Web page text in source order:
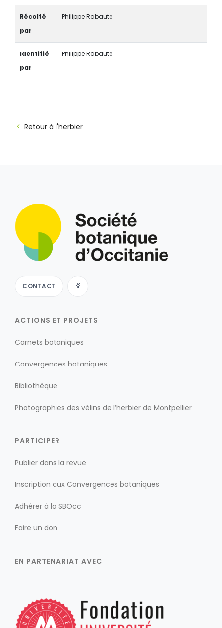
Récolté
par
Philippe Rabaute
Identifié
par
Philippe Rabaute
Retour à l'herbier
CONTACT
ACTIONS ET PROJETS
Carnets botaniques
Convergences botaniques
Bibliothèque
Photographies des vélins de l’herbier de Montpellier
PARTICIPER
Publier dans la revue
Inscription aux Convergences botaniques
Adhérer à la SBOcc
Faire un don
EN PARTENARIAT AVEC